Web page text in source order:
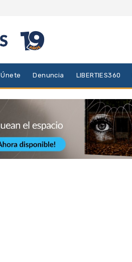
Únete Denuncia LIBERTIES360